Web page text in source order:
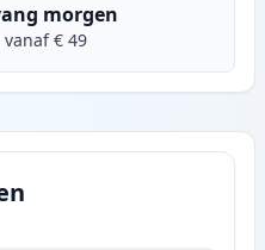
morgen
€ 49